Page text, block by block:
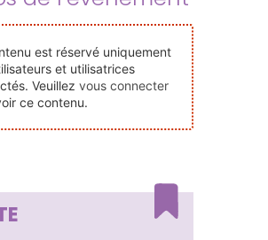
est réservé uniquement
et utilisatrices
Veuillez vous connecter
ce contenu.